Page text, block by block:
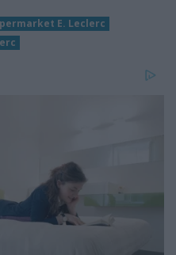
E. Leclerc